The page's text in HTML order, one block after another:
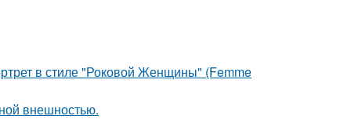
в стиле "Роковой Женщины" (Femme
внешностью.